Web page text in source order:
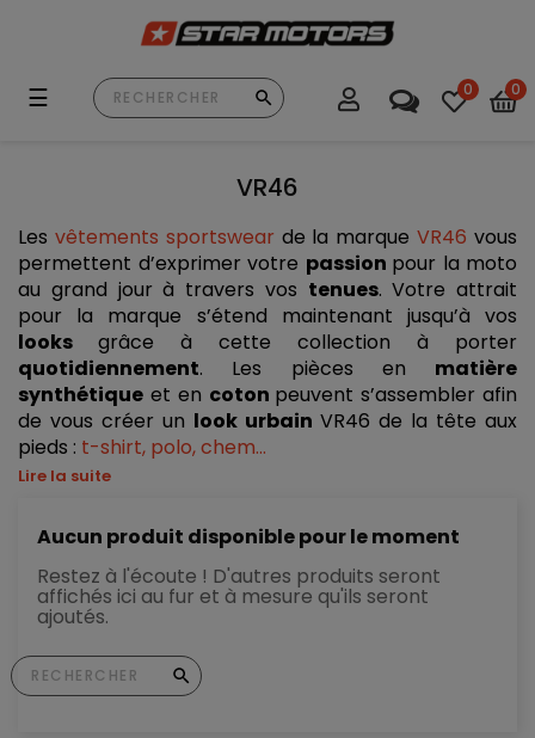
Basculer
☰ 0 0
VR46
Les vêtements sportswear de la marque VR46 vous
permettent d’exprimer votre passion pour la moto
au grand jour à travers vos tenues. Votre attrait
looks
quotidiennement. Les pièces en matière
synthétique et en coton peuvent s’assembler afin
de vous créer un look urbain VR46 de la tête aux
pieds : t-shirt, polo, chem...
Lire la suite
Aucun produit disponible pour le moment
Restez à l'écoute ! D'autres produits seront
affichés ici au fur et à mesure qu'ils seront
ajoutés.